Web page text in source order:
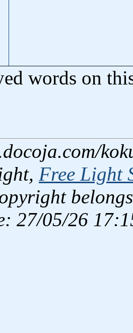
words on
Free Light
27/05/26